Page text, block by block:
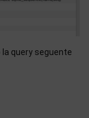
query seguente